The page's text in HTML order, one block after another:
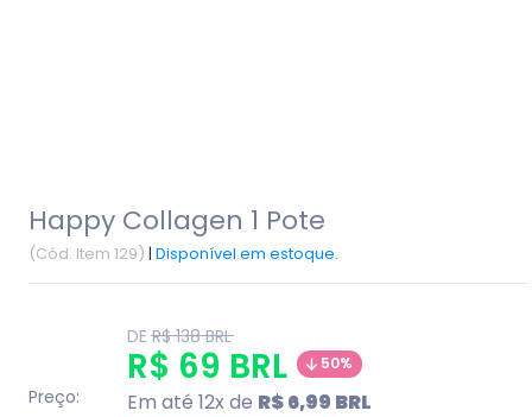
Happy Collagen 1 Pote
(Cód. Item 129) | Disponível em estoque.
Preço:
DEproduct.general.regular_price
R$ 138 BRL
R$ 69 BRL 50%
Em até 12x de R$ 6,99 BRL